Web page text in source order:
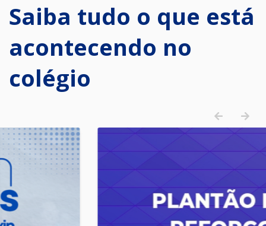
Saiba tudo o que está
acontecendo no
colégio